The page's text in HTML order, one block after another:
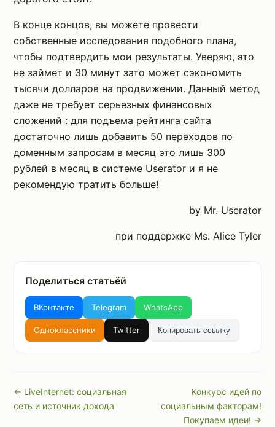
В конце концов, вы можете провести
собственные исследования подобного плана,
чтобы подтвердить мои результаты. Уверяю, это
не займет и 30 минут зато может сэкономить
тысячи долларов на продвижении. Данный метод
даже не требует серьезных финансовых
сложений : для подъема рейтинга сайта
достаточно лишь добавить 50 переходов по
доменным запросам в месяц это лишь 300
рублей в месяц в системе Userator и я не
рекомендую тратить больше!
by Mr. Userator
при поддержке Ms. Alice Tyler
Поделиться статьёй
ВКонтакте Telegram WhatsApp
Одноклассники Twitter Копировать ссылку
← LiveInternet: социальная
сеть и источник дохода
Конкурс идей по
социальным факторам!
Покупаем идеи! →